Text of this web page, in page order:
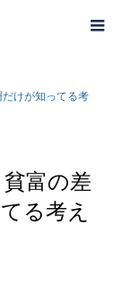
けが知ってる考
富の差
る考え